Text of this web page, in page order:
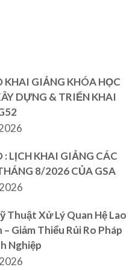
KHAI GIẢNG KHÓA HỌC
DỰNG & TRIỂN KHAI
: LỊCH KHAI GIẢNG CÁC
8/2026 CỦA GSA
Thuật Xử Lý Quan Hệ Lao
Giảm Thiểu Rủi Ro Pháp
Nghiệp